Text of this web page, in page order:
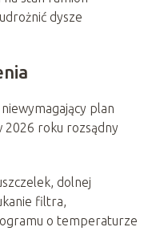
dysze
plan
2026 roku rozsądny
dolnej
filtra,
o temperaturze